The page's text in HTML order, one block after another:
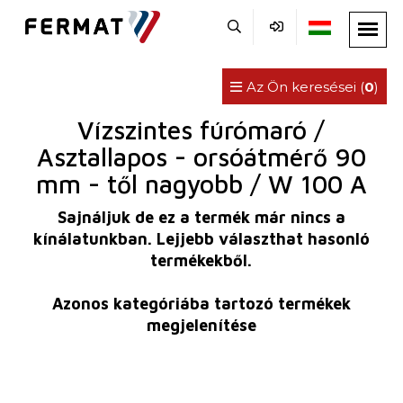
Az Ön keresései (0)
Vízszintes fúrómaró /
Asztallapos - orsóátmérő 90
mm - től nagyobb / W 100 A
Sajnáljuk de ez a termék már nincs a
kínálatunkban. Lejjebb választhat hasonló
termékekből.
Azonos kategóriába tartozó termékek
megjelenítése